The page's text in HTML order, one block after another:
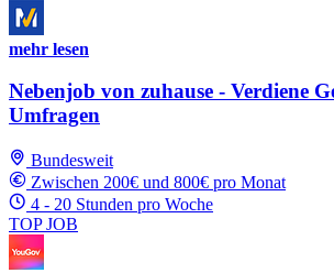
mehr lesen
Nebenjob von zuhause - Verdiene
Umfragen
Bundesweit
Zwischen 200€ und 800€ pro Monat
4 - 20 Stunden pro Woche
TOP JOB